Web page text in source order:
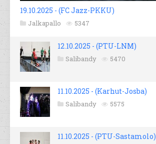
19.10.2025 - (FC Jazz-PKKU)
Jalkapallo 5347
12.10.2025 - (PTU-LNM)
Salibandy 5470
11.10.2025 - (Karhut-Josba)
Salibandy 5575
11.10.2025 - (PTU-Sastamolo)